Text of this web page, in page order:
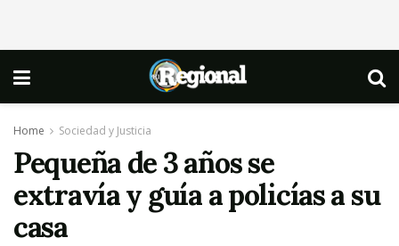
Home Sociedad y Justicia
Pequeña de 3 años se
extravía y guía a policías a su
casa